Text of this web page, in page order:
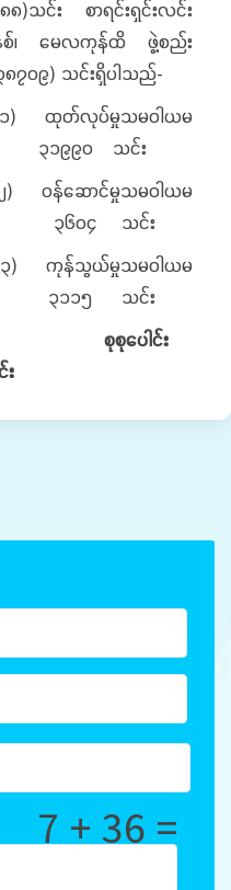
)သင်း စာရင်းရှင်းလင်း
စ်၊ မေလကုန်ထိ ဖွဲ့စည်း
၇၀၉) သင်းရှိပါသည်-
လုပ်မှုသမဝါယမ
၁၉၉၀ သင်း
ဆောင်မှုသမဝါယမ
၆၀၄ သင်း
သွယ်မှုသမဝါယမ
၁၁၅ သင်း
ါင်း
7 + 36 =